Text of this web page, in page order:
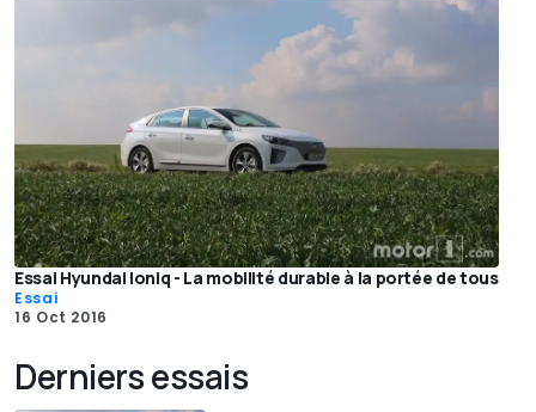
Essai Hyundai Ioniq - La mobilité durable à la portée de tous
Essai
16 Oct 2016
Derniers essais